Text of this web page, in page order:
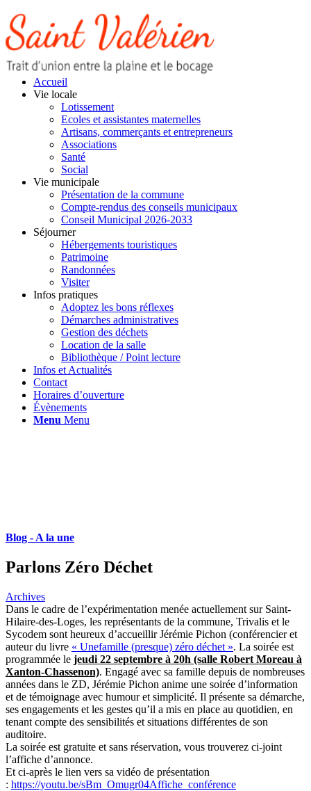
Accueil
Vie locale
Lotissement
Ecoles et assistantes maternelles
Artisans, commerçants et entrepreneurs
Associations
Santé
Social
Vie municipale
Présentation de la commune
Compte-rendus des conseils municipaux
Conseil Municipal 2026-2033
Séjourner
Hébergements touristiques
Patrimoine
Randonnées
Visiter
Infos pratiques
Adoptez les bons réflexes
Démarches administratives
Gestion des déchets
Location de la salle
Bibliothèque / Point lecture
Infos et Actualités
Contact
Horaires d’ouverture
Évènements
Menu Menu
Blog - A la une
Parlons Zéro Déchet
Archives
Dans le cadre de l’expérimentation menée actuellement sur Saint-
Hilaire-des-Loges, les représentants de la commune, Trivalis et le
Sycodem sont heureux d’accueillir Jérémie Pichon (conférencier et
auteur du livre « Unefamille (presque) zéro déchet ». La soirée est
programmée le jeudi 22 septembre à 20h (salle Robert Moreau à
Xanton-Chassenon). Engagé avec sa famille depuis de nombreuses
années dans le ZD, Jérémie Pichon anime une soirée d’information
et de témoignage avec humour et simplicité. Il présente sa démarche,
ses engagements et les gestes qu’il a mis en place au quotidien, en
tenant compte des sensibilités et situations différentes de son
auditoire.
La soirée est gratuite et sans réservation, vous trouverez ci-joint
l’affiche d’annonce.
Et ci-après le lien vers sa vidéo de présentation
: https://youtu.be/sBm_Omugr04Affiche_conférence